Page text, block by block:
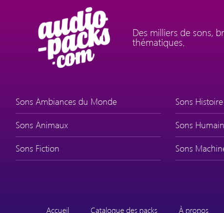
Des milliers de sons,
thématiques.
Sons Ambiances du Monde
Sons Animaux
Sons Fiction
Sons
Sons Humain
Sons
Accueil Catalogue des packs À propos